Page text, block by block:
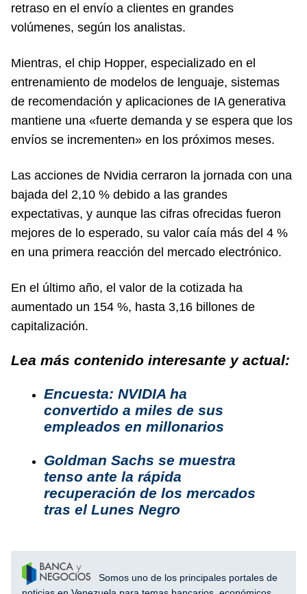
retraso en el envío a clientes en grandes
volúmenes, según los analistas.
Mientras, el chip Hopper, especializado en el
entrenamiento de modelos de lenguaje, sistemas
de recomendación y aplicaciones de IA generativa
mantiene una «fuerte demanda y se espera que los
envíos se incrementen» en los próximos meses.
Las acciones de Nvidia cerraron la jornada con una
bajada del 2,10 % debido a las grandes
expectativas, y aunque las cifras ofrecidas fueron
mejores de lo esperado, su valor caía más del 4 %
en una primera reacción del mercado electrónico.
En el último año, el valor de la cotizada ha
aumentado un 154 %, hasta 3,16 billones de
capitalización.
Lea más contenido interesante y actual:
Encuesta: NVIDIA ha
convertido a miles de sus
empleados en millonarios
Goldman Sachs se muestra
tenso ante la rápida
recuperación de los mercados
tras el Lunes Negro
Somos uno de los principales portales de